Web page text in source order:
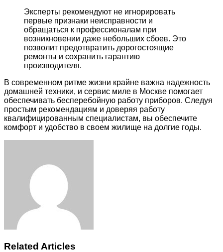
Эксперты рекомендуют не игнорировать
первые признаки неисправности и
обращаться к профессионалам при
возникновении даже небольших сбоев. Это
позволит предотвратить дорогостоящие
ремонты и сохранить гарантию
производителя.
В современном ритме жизни крайне важна надежность
домашней техники, и сервис миле в Москве помогает
обеспечивать бесперебойную работу приборов. Следуя
простым рекомендациям и доверяя работу
квалифицированным специалистам, вы обеспечите
комфорт и удобство в своем жилище на долгие годы.
Related Articles